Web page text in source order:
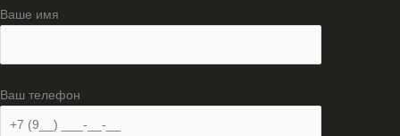
Ваше имя
Ваш телефон